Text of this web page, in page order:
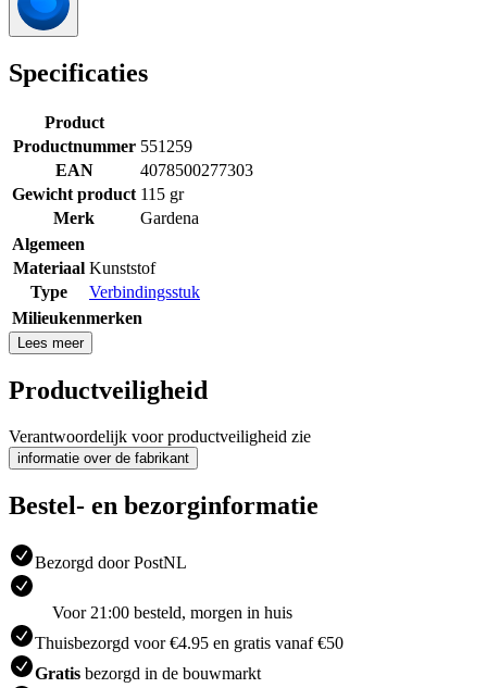
Specificaties
Product
Productnummer 551259
EAN
4078500277303
Gewicht product 115 gr
Merk
Gardena
Algemeen
Materiaal Kunststof
Type
Verbindingsstuk
Milieukenmerken
Lees meer
Productveiligheid
Verantwoordelijk voor productveiligheid zie
informatie over de fabrikant
Bestel- en bezorginformatie
Bezorgd door PostNL
Voor 21:00 besteld, morgen in huis
Thuisbezorgd voor €4.95 en gratis vanaf €50
Gratis bezorgd in de bouwmarkt